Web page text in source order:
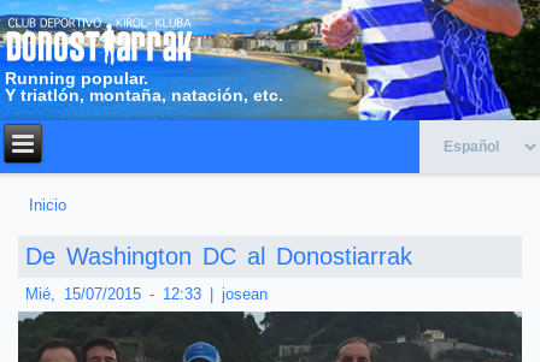
Running popular.
Y triatlón, montaña, natación, etc.
Inicio
De Washington DC al Donostiarrak
Mié, 15/07/2015 - 12:33| josean